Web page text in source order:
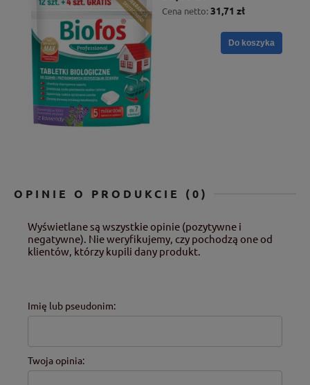
Cena netto: 31,71 zł
Do koszyka
OPINIE O PRODUKCIE (0)
Wyświetlane są wszystkie opinie (pozytywne i
negatywne). Nie weryfikujemy, czy pochodzą one od
klientów, którzy kupili dany produkt.
Imię lub pseudonim:
Twoja opinia: